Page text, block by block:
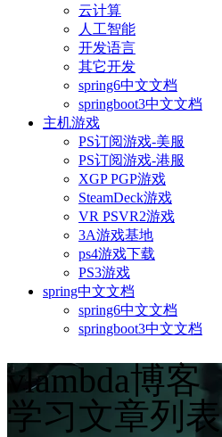
云计算
人工智能
开发语言
其它开发
spring6中文文档
springboot3中文文档
主机游戏
PS订阅游戏-美服
PS订阅游戏-港服
XGP PGP游戏
SteamDeck游戏
VR PSVR2游戏
3A游戏基地
ps4游戏下载
PS3游戏
spring中文文档
spring6中文文档
springboot3中文文档
vlambda博客
学习文章列表